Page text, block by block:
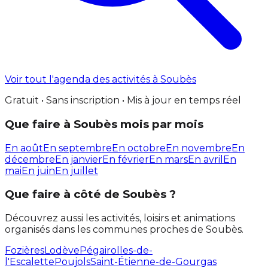
Voir tout l'agenda des activités à Soubès
Gratuit • Sans inscription • Mis à jour en temps réel
Que faire à Soubès mois par mois
En aoûtEn septembreEn octobreEn novembreEn
décembreEn janvierEn févrierEn marsEn avril En
maiEn juinEn juillet
Que faire à côté de Soubès ?
Découvrez aussi les activités, loisirs et animations
organisés dans les communes proches de Soubès.
FozièresLodèvePégairolles-de-
l'EscalettePoujolsSaint-Étienne-de-Gourgas